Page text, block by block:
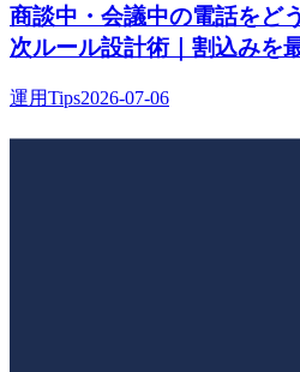
商談中・会議中の電話をど
次ルール設計術｜割込みを
運用Tips2026-07-06